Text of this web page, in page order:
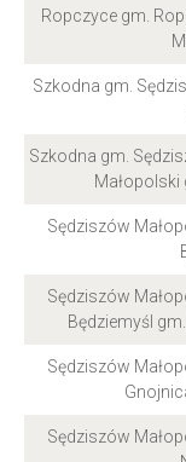
Ropczyce gm.
Szkodna gm.
Szkodna gm.
Sędziszów
Sędziszów
Będziemyśl
Sędziszów
Sędziszów